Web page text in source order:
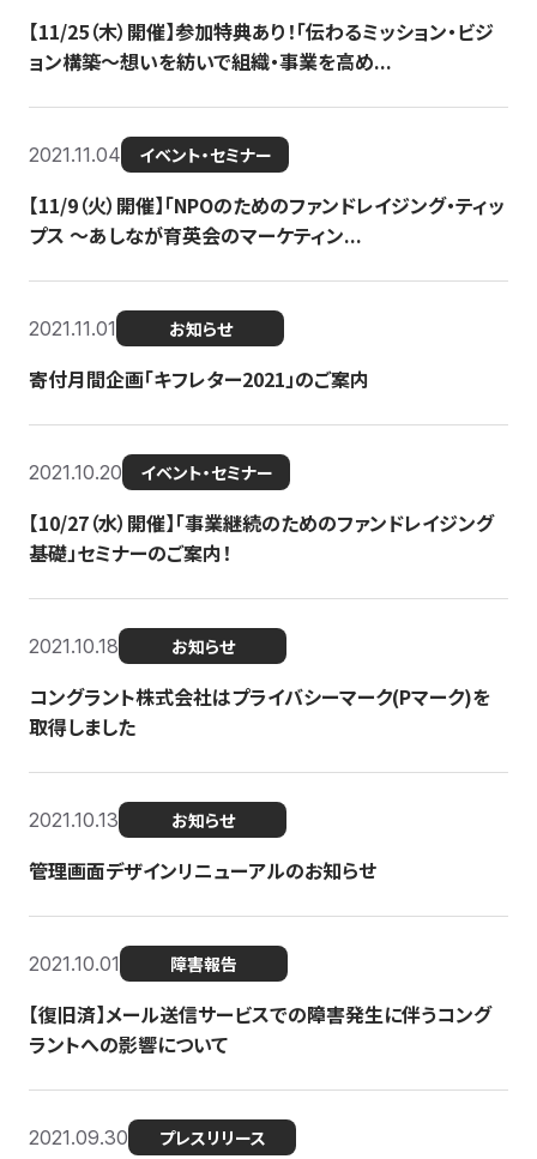
【11/25（木）開催】参加特典あり！「伝わるミッション・ビジ
ョン構築〜想いを紡いで組織・事業を高め...
2021.11.04 イベント・セミナー
【11/9（火）開催】「NPOのためのファンドレイジング・ティッ
プス 〜あしなが育英会のマーケティン...
2021.11.01 お知らせ
寄付月間企画「キフレター2021」のご案内
2021.10.20 イベント・セミナー
【10/27（水）開催】「事業継続のためのファンドレイジング
基礎」セミナーのご案内！
2021.10.18 お知らせ
コングラント株式会社はプライバシーマーク(Pマーク)を
取得しました
2021.10.13 お知らせ
管理画面デザインリニューアルのお知らせ
2021.10.01 障害報告
【復旧済】メール送信サービスでの障害発生に伴うコング
ラントへの影響について
2021.09.30 プレスリリース